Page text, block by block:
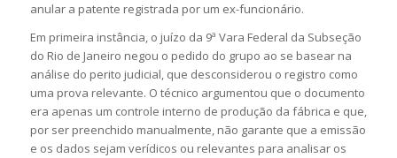
anular a patente registrada por um ex-funcionário.
Em primeira instância, o juízo da 9ª Vara Federal da Subseção
do Rio de Janeiro negou o pedido do grupo ao se basear na
análise do perito judicial, que desconsiderou o registro como
uma prova relevante. O técnico argumentou que o documento
era apenas um controle interno de produção da fábrica e que,
por ser preenchido manualmente, não garante que a emissão
e os dados sejam verídicos ou relevantes para analisar os